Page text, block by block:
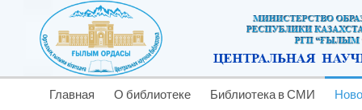
Главная О библиотеке Библиотека в СМИ